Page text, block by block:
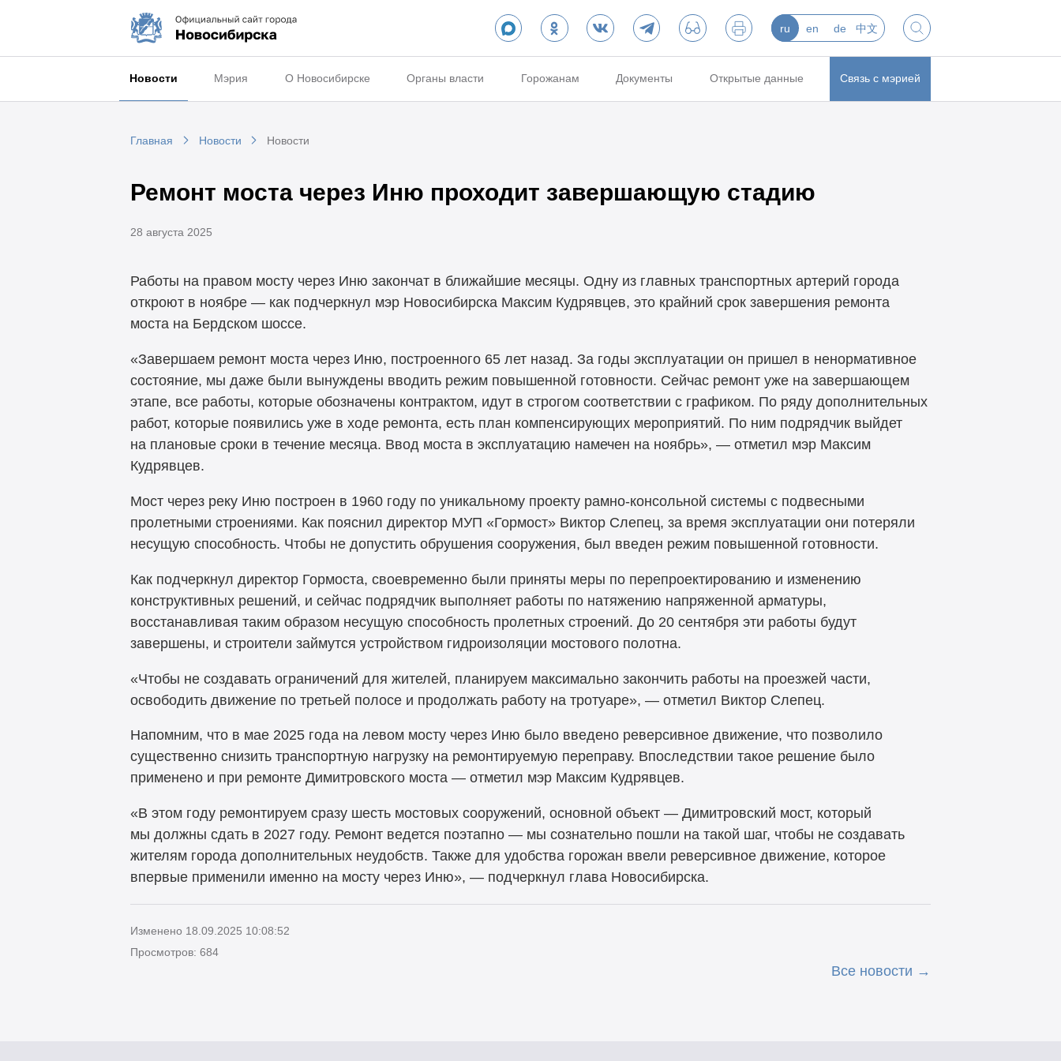
ru en de 中文
Новости Мэрия О Новосибирске Органы власти Горожанам Документы Открытые данные Связь с мэрией
Главная Новости Новости
Ремонт моста через Иню проходит завершающую стадию
28 августа 2025
Работы на правом мосту через Иню закончат в ближайшие месяцы. Одну из главных транспортных артерий города
откроют в ноябре — как подчеркнул мэр Новосибирска Максим Кудрявцев, это крайний срок завершения ремонта
моста на Бердском шоссе.
«Завершаем ремонт моста через Иню, построенного 65 лет назад. За годы эксплуатации он пришел в ненормативное
состояние, мы даже были вынуждены вводить режим повышенной готовности. Сейчас ремонт уже на завершающем
этапе, все работы, которые обозначены контрактом, идут в строгом соответствии с графиком. По ряду дополнительных
работ, которые появились уже в ходе ремонта, есть план компенсирующих мероприятий. По ним подрядчик выйдет
на плановые сроки в течение месяца. Ввод моста в эксплуатацию намечен на ноябрь», — отметил мэр Максим
Кудрявцев.
Мост через реку Иню построен в 1960 году по уникальному проекту рамно-консольной системы с подвесными
пролетными строениями. Как пояснил директор МУП «Гормост» Виктор Слепец, за время эксплуатации они потеряли
несущую способность. Чтобы не допустить обрушения сооружения, был введен режим повышенной готовности.
Как подчеркнул директор Гормоста, своевременно были приняты меры по перепроектированию и изменению
конструктивных решений, и сейчас подрядчик выполняет работы по натяжению напряженной арматуры,
восстанавливая таким образом несущую способность пролетных строений. До 20 сентября эти работы будут
завершены, и строители займутся устройством гидроизоляции мостового полотна.
«Чтобы не создавать ограничений для жителей, планируем максимально закончить работы на проезжей части,
освободить движение по третьей полосе и продолжать работу на тротуаре», — отметил Виктор Слепец.
Напомним, что в мае 2025 года на левом мосту через Иню было введено реверсивное движение, что позволило
существенно снизить транспортную нагрузку на ремонтируемую переправу. Впоследствии такое решение было
применено и при ремонте Димитровского моста — отметил мэр Максим Кудрявцев.
«В этом году ремонтируем сразу шесть мостовых сооружений, основной объект — Димитровский мост, который
мы должны сдать в 2027 году. Ремонт ведется поэтапно — мы сознательно пошли на такой шаг, чтобы не создавать
жителям города дополнительных неудобств. Также для удобства горожан ввели реверсивное движение, которое
впервые применили именно на мосту через Иню», — подчеркнул глава Новосибирска.
Изменено 18.09.2025 10:08:52
Просмотров: 684
Все новости